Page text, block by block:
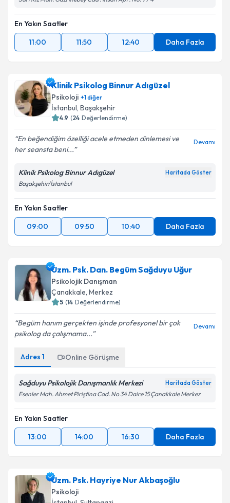
En Yakın Saatler
11:00
11:50 12:40 Daha Fazla
Klinik Psikolog Binnur Adıgüzel
Psikoloji +1diğer
İstanbul, Başakşehir
4.9 (24 Değerlendirme)
En beğendiğim özelliği acele etmeden dinlemesi ve
her seansta beni...
Devamı
Klinik Psikolog Binnur Adıgüzel Haritada Göster
Başakşehir/İstanbul
En Yakın Saatler
09:00
09:50 10:40 Daha Fazla
Uzm. Psk. Dan. Begüm Sağduyu Uğur
Psikolojik Danışman
Çanakkale, Merkez
5 (14 Değerlendirme)
Begüm hanım gerçekten işinde profesyonel bir çok
psikolog da çalışmama...
Devamı
Adres 1 Online Görüşme
Sağduyu Psikolojik Danışmanlık Merkezi Haritada Göster
Esenler Mah. Ahmet Piriştina Cad. No 34 Daire 15 Çanakkale Merkez
En Yakın Saatler
13:00
14:00 16:30 Daha Fazla
Uzm. Psk. Hayriye Nur Akbaşoğlu
Psikoloji